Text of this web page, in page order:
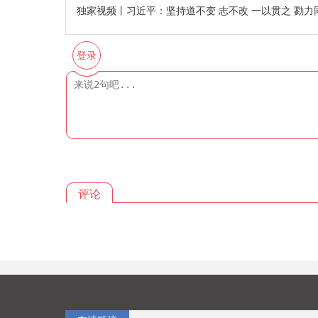
独家视频丨习近平：坚持道不变 志不改 一以贯之 勠力
登录
评论